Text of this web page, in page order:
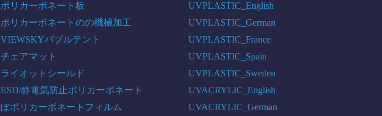
ポリカーボネート板
ポリカーボネートのの機械加工
VIEWSKYバブルテント
チェアマット
ライオットシールド
ESD/静電気防止ポリカーボネート
ぽポリカーボネートフィルム
UVPLASTIC_English
UVPLASTIC_German
UVPLASTIC_France
UVPLASTIC_Spain
UVPLASTIC_Sweden
UVACRYLIC_English
UVACRYLIC_German